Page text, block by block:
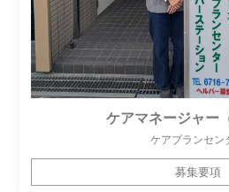
ケアマネージャー
ケアプランセン
募集要項